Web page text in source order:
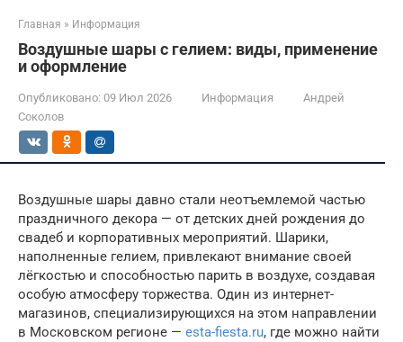
Главная » Информация
Воздушные шары с гелием: виды, применение
и оформление
Опубликовано: 09 Июл 2026 Информация
Андрей
Соколов
Воздушные шары давно стали неотъемлемой частью
праздничного декора — от детских дней рождения до
свадеб и корпоративных мероприятий. Шарики,
наполненные гелием, привлекают внимание своей
лёгкостью и способностью парить в воздухе, создавая
особую атмосферу торжества. Один из интернет-
магазинов, специализирующихся на этом направлении
в Московском регионе — esta-fiesta.ru, где можно найти